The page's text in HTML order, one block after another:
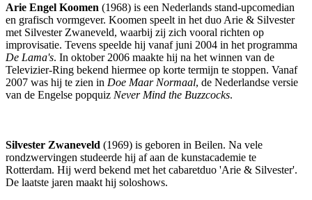
Arie Engel Koomen (1968) is een Nederlands stand-upcomedian
en grafisch vormgever. Koomen speelt in het duo Arie & Silvester
met Silvester Zwaneveld, waarbij zij zich vooral richten op
improvisatie. Tevens speelde hij vanaf juni 2004 in het programma
De Lama's. In oktober 2006 maakte hij na het winnen van de
Televizier-Ring bekend hiermee op korte termijn te stoppen. Vanaf
2007 was hij te zien in Doe Maar Normaal, de Nederlandse versie
van de Engelse popquiz Never Mind the Buzzcocks.
Silvester Zwaneveld (1969) is geboren in Beilen. Na vele
rondzwervingen studeerde hij af aan de kunstacademie te
Rotterdam. Hij werd bekend met het cabaretduo 'Arie & Silvester'.
De laatste jaren maakt hij soloshows.